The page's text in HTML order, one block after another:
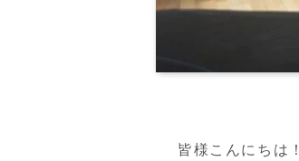
皆様こんにちは！